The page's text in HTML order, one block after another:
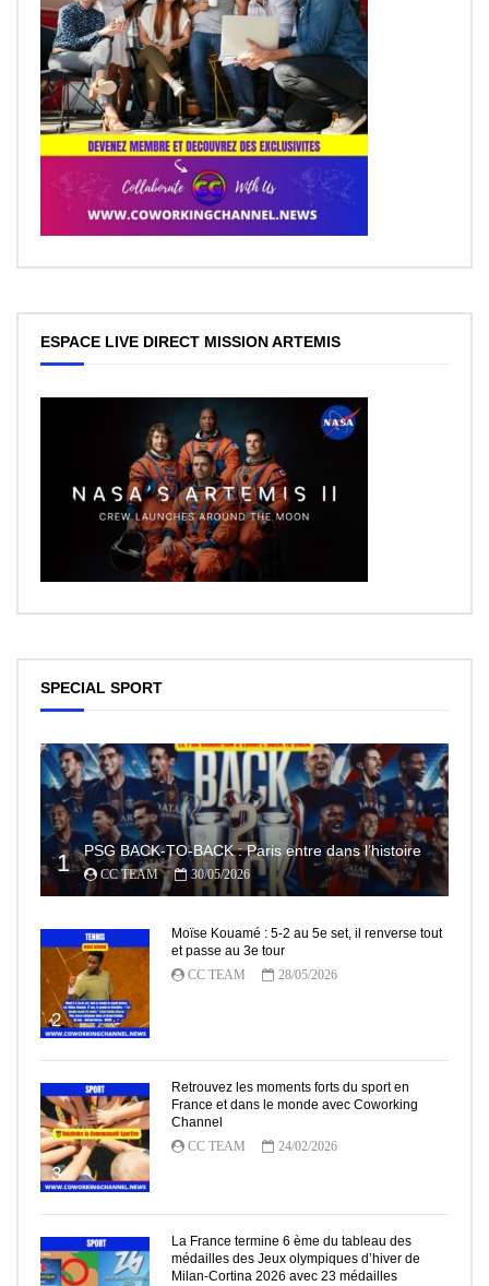
ESPACE LIVE DIRECT MISSION ARTEMIS
SPECIAL SPORT
1 PSG BACK-TO-BACK : Paris entre dans l’histoire
CC TEAM 30/05/2026
2
Moïse Kouamé : 5-2 au 5e set, il renverse tout
et passe au 3e tour
CC TEAM
28/05/2026
3
Retrouvez les moments forts du sport en
France et dans le monde avec Coworking
Channel
CC TEAM
24/02/2026
La France termine 6 ème du tableau des
médailles des Jeux olympiques d’hiver de
Milan-Cortina 2026 avec 23 médailles